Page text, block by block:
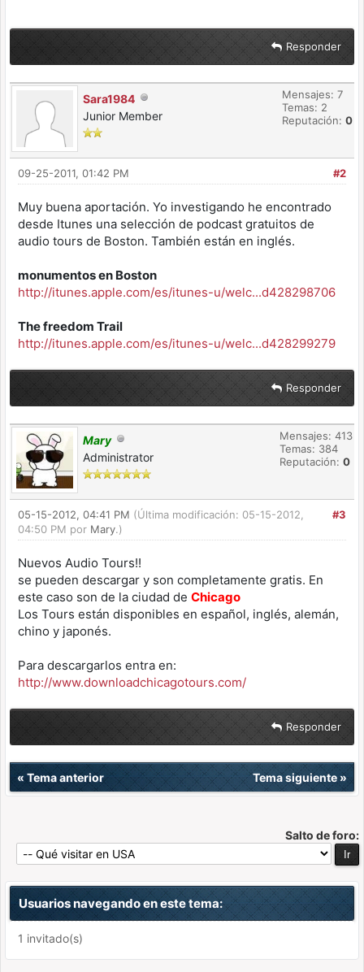
Responder
Sara1984
Junior Member
Mensajes: 7
Temas: 2
Reputación: 0
#2
09-25-2011, 01:42 PM
Muy buena aportación. Yo investigando he encontrado
desde Itunes una selección de podcast gratuitos de
audio tours de Boston. También están en inglés.
monumentos en Boston
http://itunes.apple.com/es/itunes-u/welc...d428298706
The freedom Trail
http://itunes.apple.com/es/itunes-u/welc...d428299279
Responder
Mary
Administrator
Mensajes: 413
Temas: 384
Reputación: 0
#3
05-15-2012, 04:41 PM (Última modificación: 05-15-2012,
04:50 PM por Mary.)
Nuevos Audio Tours!!
se pueden descargar y son completamente gratis. En
este caso son de la ciudad de Chicago
Los Tours están disponibles en español, inglés, alemán,
chino y japonés.
Para descargarlos entra en:
http://www.downloadchicagotours.com/
Responder
« Tema anterior Tema siguiente»
Salto de foro:
Usuarios navegando en este tema:
1 invitado(s)